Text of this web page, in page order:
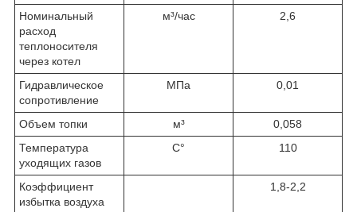
Номинальный
расход
теплоносителя
через котел
м³/час 2,6
Гидравлическое
сопротивление
МПа 0,01
Объем топки м³
0,058
Температура
уходящих газов
С° 110
Коэффициент
избытка воздуха
1,8-2,2